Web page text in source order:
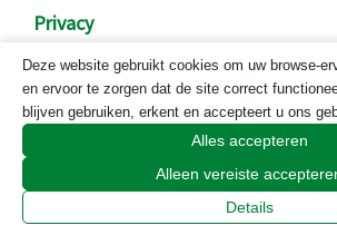
Privacy
Contact
Cookiebeleid
Wil je Portugal Portal volgen?
Deze website gebruikt cookies om uw browse-
en ervoor te zorgen dat de site correct
blijven gebruiken, erkent en accepteert u ons
Alles accepteren
Alleen vereiste
Details